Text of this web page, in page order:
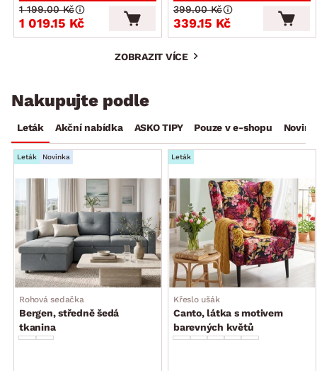
1 019.15 Kč
1 199.00 Kč
339.15 Kč
399.00 Kč
ZOBRAZIT VÍCE
Nakupujte podle
Leták Akční nabídka ASKO TIPY Pouze v e-shopu
Leták Novinka
Rohová sedačka
Bergen, středně šedá
tkanina
Leták
Křeslo ušák
Canto, látka s motivem
barevných květů